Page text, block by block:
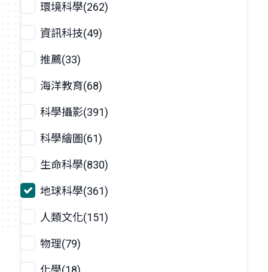
環境科學(262)
資訊科技(49)
推薦(33)
海洋教育(68)
科學攝影(391)
科學繪圖(61)
生命科學(830)
地球科學(361)
人類文化(151)
物理(79)